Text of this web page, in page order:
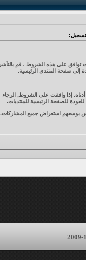
توافق على هذه الشروط ، قم بالتأشر
إلى صفحة المنتدى الرئيسية.
إذا وافقت على الشروط, الرجاء
للعودة للصفحة الرئيسية للمنتديات.
فإنه ليس بوسعهم استعراض جميع المشاركات.